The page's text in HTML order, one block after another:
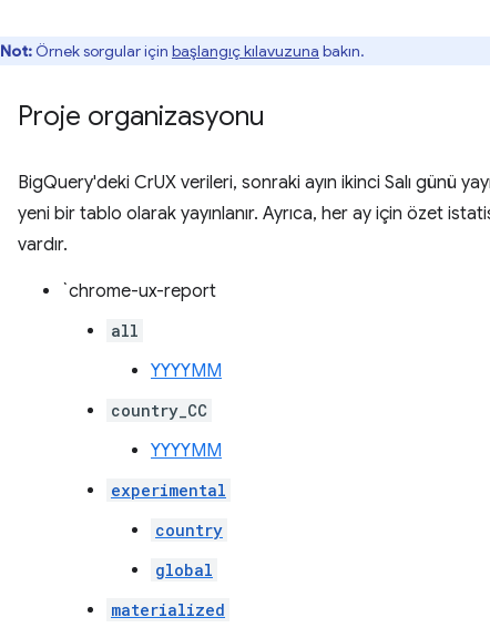
Not: Örnek sorgular için başlangıç kılavuzuna bakın.
Proje organizasyonu
BigQuery'deki CrUX verileri, sonraki ayın ikinci Salı günü
yeni bir tablo olarak yayınlanır. Ayrıca, her ay için özet
vardır.
`chrome-ux-report
all
YYYYMM
country_CC
YYYYMM
experimental
country
global
materialized